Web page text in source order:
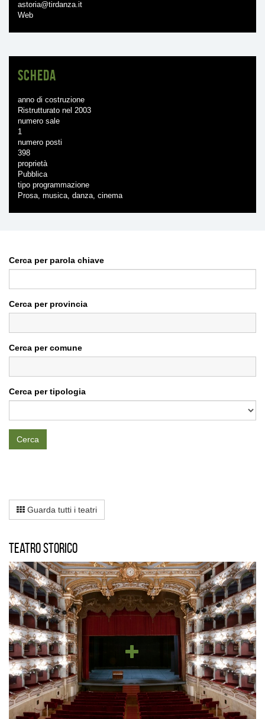
astoria@tirdanza.it
Web
Scheda
anno di costruzione
Ristrutturato nel 2003
numero sale
1
numero posti
398
proprietà
Pubblica
tipo programmazione
Prosa, musica, danza, cinema
Cerca per parola chiave
Cerca per provincia
Cerca per comune
Cerca per tipologia
Cerca
Guarda tutti i teatri
Teatro storico